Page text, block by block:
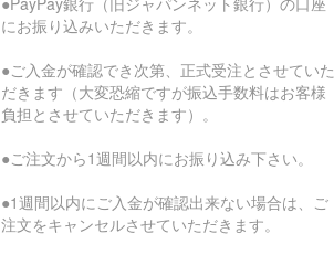
にお振り込みいただきます。
●ご入金が確認でき次第、正式受注とさせていた
だきます（大変恐縮ですが振込手数料はお客様
負担とさせていただきます）。
●ご注文から1週間以内にお振り込み下さい。
●1週間以内にご入金が確認出来ない場合は、ご
注文をキャンセルさせていただきます。